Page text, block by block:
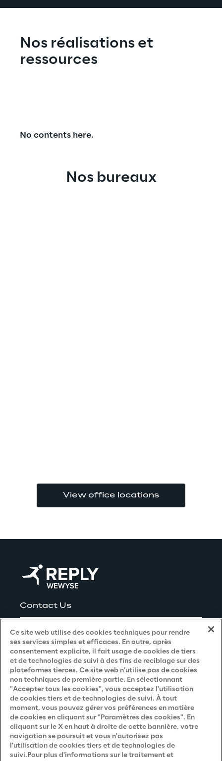
Nos réalisations et
ressources
No contents here.
Nos bureaux
View office locations
Contact Us
Careers
Privacy and Legal
Privacy & Cookie Policy
Privacy Notice(Candidat)
Privacy Notice(Client)
Privacy Notice(Fournisseur)
Ce site web utilise des cookies techniques pour rendre
ses services simples et efficaces. En outre, après
consentement explicite, il fait usage de cookies de tiers
et de technologies de suivi à des fins de reciblage sur des
plateformes tierces. Ce site web n'utilise pas de cookies
non techniques de première partie. En sélectionnant
"Accepter tous les cookies", vous acceptez l'utilisation
de cookies tiers et de technologies de suivi. À tout
moment, vous pouvez gérer vos préférences en matière
de cookies en cliquant sur "Paramètres des cookies". En
cliquant sur le X en haut à droite de cette bannière, votre
navigation se poursuit et vous n'autorisez pas
l'utilisation de cookies tiers et de technologies de
suivi.Pour plus d'informations sur le traitement et